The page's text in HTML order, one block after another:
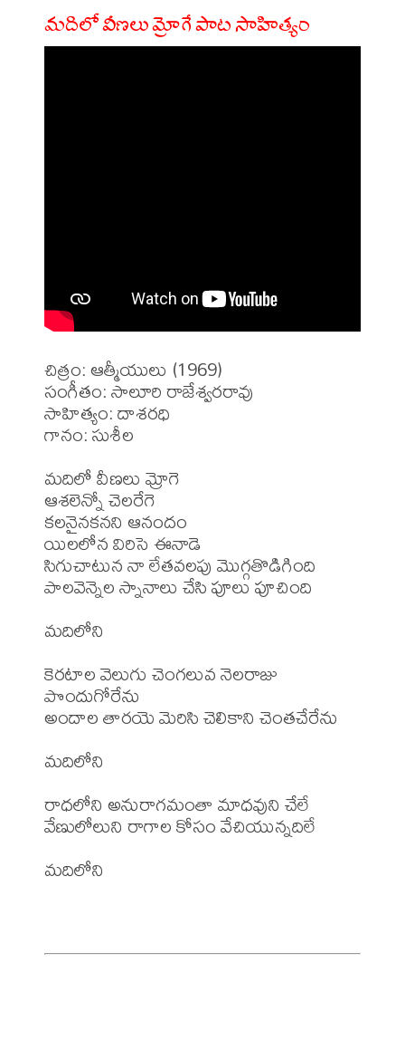
మదిలో వీణలు మ్రోగే పాట సాహిత్యం
చిత్రం: ఆత్మీయులు (1969)
సంగీతం: సాలూరి రాజేశ్వరరావు
సాహిత్యం: దాశరధి
గానం: సుశీల
మదిలో వీణలు మ్రోగె
ఆశలెన్నో చెలరేగె
కలనైనకనని ఆనందం
యిలలోన విరిసె ఈనాడె
సిగుచాటున నా లేతవలపు మొగ్గతొడిగింది
పాలవెన్నెల స్నానాలు చేసి పూలు పూచింది
మదిలోని
కెరటాల వెలుగు చెంగలువ నెలరాజు
పొందుగోరేను
అందాల తారయె మెరిసి చెలికాని చెంతచేరేను
మదిలోని
రాధలోని అనురాగమంతా మాధవుని చేలే
వేణులోలుని రాగాల కోసం వేచియున్నదిలే
మదిలోని